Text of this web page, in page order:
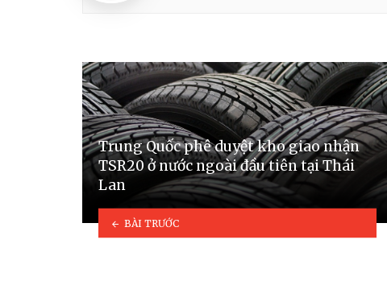
Trung Quốc phê duyệt kho giao nhận
TSR20 ở nước ngoài đầu tiên tại Thái
Lan
BÀI TRƯỚC